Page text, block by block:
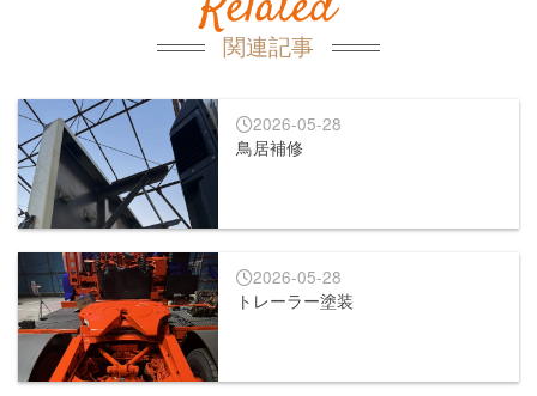
関連記事
2026-05-28
鳥居補修
2026-05-28
トレーラー塗装